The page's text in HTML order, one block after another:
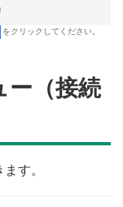
をクリックしてください。
ー（接続
す。